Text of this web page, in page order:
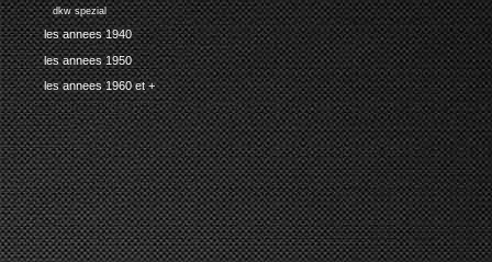
dkw spezial
les annees 1940
les annees 1950
les annees 1960 et +